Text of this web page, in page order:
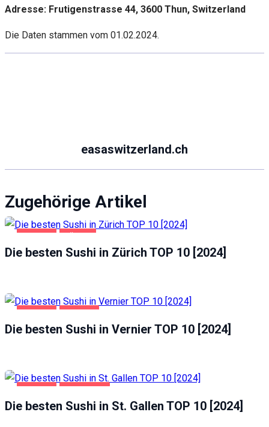
Adresse: Frutigenstrasse 44, 3600 Thun, Switzerland
Die Daten stammen vom 01.02.2024.
easaswitzerland.ch
Zugehörige Artikel
Die besten Sushi in Zürich TOP 10 [2024]
Die besten Sushi in Vernier TOP 10 [2024]
Die besten Sushi in St. Gallen TOP 10 [2024]